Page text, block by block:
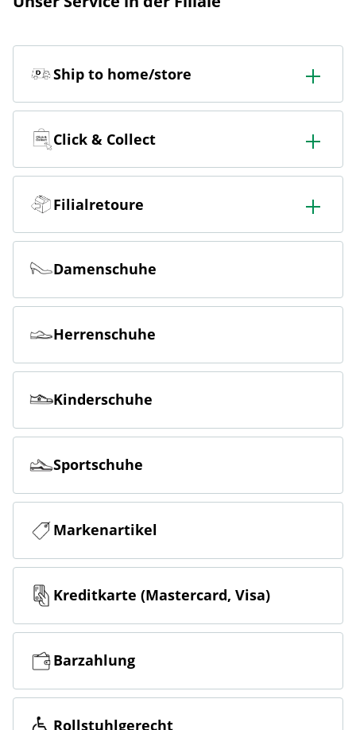
Ship to home/store
In der Filiale bestellen & in die Filiale oder nach Hause
liefern lassen.
Click & Collect
Online bestellen & kostenlos hier in der Filiale abholen
Filialretoure
Online bestellen & kostenlos in der Filiale zurückgeben
Damenschuhe
Herrenschuhe
Kinderschuhe
Sportschuhe
Markenartikel
Kreditkarte (Mastercard, Visa)
Barzahlung
Rollstuhlgerecht